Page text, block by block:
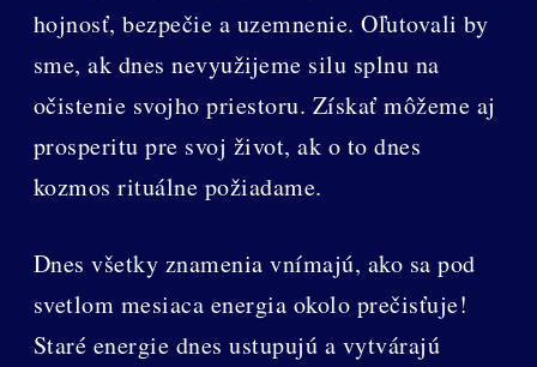
hojnosť, bezpečie a uzemnenie. Oľutovali by
sme, ak dnes nevyužijeme silu splnu na
očistenie svojho priestoru. Získať môžeme aj
prosperitu pre svoj život, ak o to dnes
kozmos rituálne požiadame.
Dnes všetky znamenia vnímajú, ako sa pod
svetlom mesiaca energia okolo prečisťuje!
Staré energie dnes ustupujú a vytvárajú